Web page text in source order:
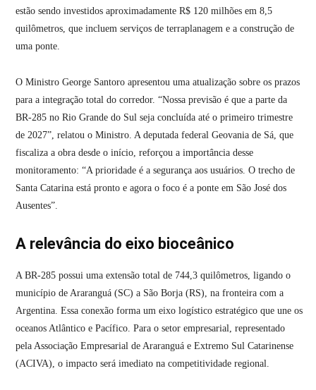
estão sendo investidos aproximadamente R$ 120 milhões em 8,5
quilômetros, que incluem serviços de terraplanagem e a construção de
uma ponte.
O Ministro George Santoro apresentou uma atualização sobre os prazos
para a integração total do corredor. “Nossa previsão é que a parte da
BR-285 no Rio Grande do Sul seja concluída até o primeiro trimestre
de 2027”, relatou o Ministro. A deputada federal Geovania de Sá, que
fiscaliza a obra desde o início, reforçou a importância desse
monitoramento: “A prioridade é a segurança aos usuários. O trecho de
Santa Catarina está pronto e agora o foco é a ponte em São José dos
Ausentes”.
A relevância do eixo bioceânico
A BR-285 possui uma extensão total de 744,3 quilômetros, ligando o
município de Araranguá (SC) a São Borja (RS), na fronteira com a
Argentina. Essa conexão forma um eixo logístico estratégico que une os
oceanos Atlântico e Pacífico. Para o setor empresarial, representado
pela Associação Empresarial de Araranguá e Extremo Sul Catarinense
(ACIVA), o impacto será imediato na competitividade regional.